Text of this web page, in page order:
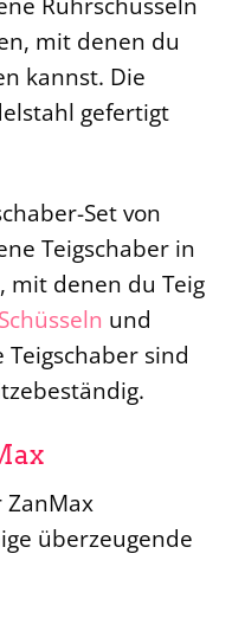
mit denen du
kannst. Die
gefertigt
Set von
Teigschaber in
mit denen du Teig
Schüsseln und
sind
überzeugende